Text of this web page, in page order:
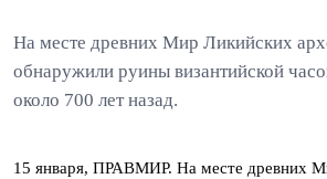
На месте древних Мир Ликийских
обнаружили руины византийской
около 700 лет назад.
15 января, ПРАВМИР. На месте древних